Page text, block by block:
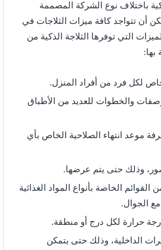
باختلاف نوع الشركة المصممة
أن تتواجد كافة ميزات الثلاجات في
التي توفرها الثلاجة الذكية من
لكل فرد من أفراد المنزل.
والخطوات للعديد من الأطباق
موعد انتهاء الصلاحية الخاص بأي
وذلك حتى يتم عرضها.
الخاصة بأنواع المواد الغذائية
الجوال.
حرارة لكل درج أو منطقة.
الداخلية، وذلك حتى يتمكن